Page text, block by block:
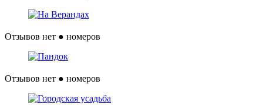
Отзывов нет ● номеров
Отзывов нет ● номеров